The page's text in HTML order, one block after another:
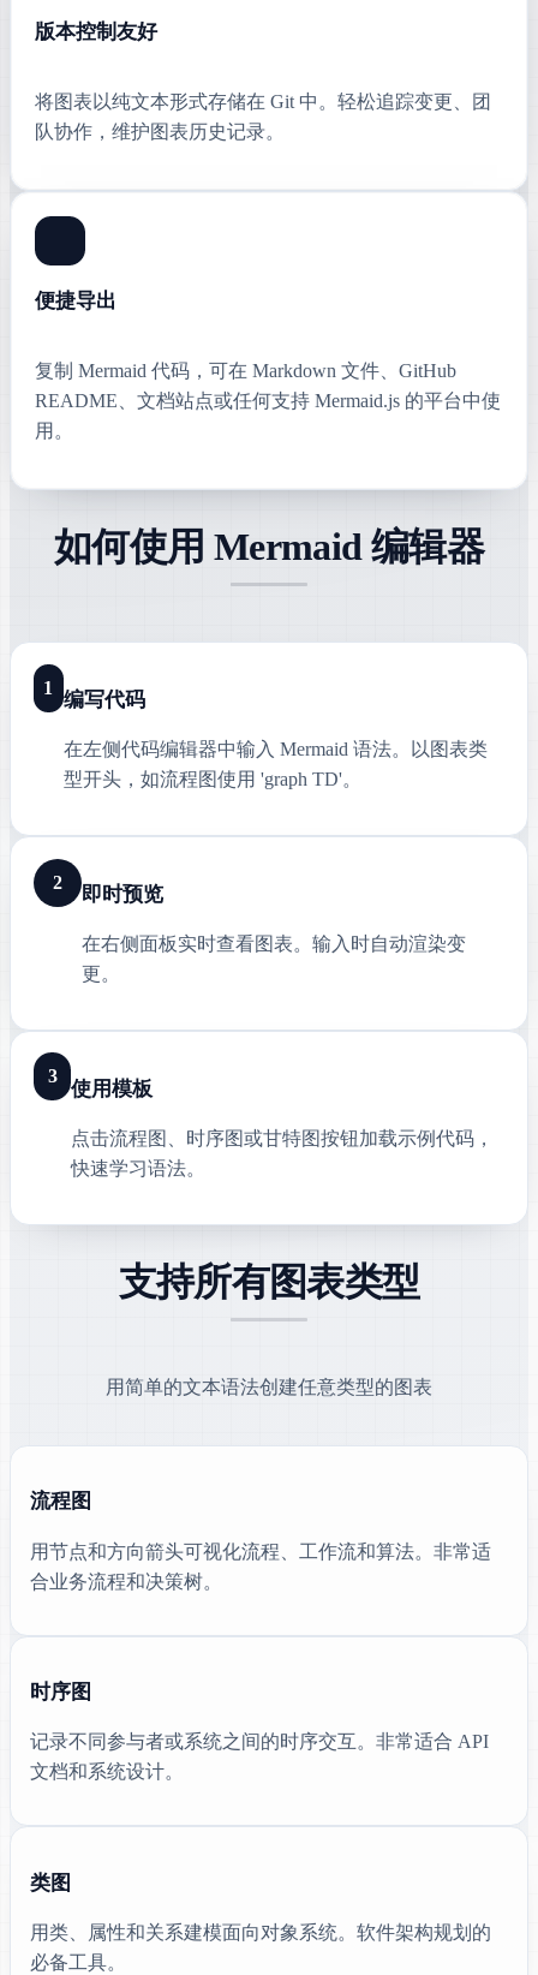
版本控制友好
将图表以纯文本形式存储在 Git 中。轻松追踪变更、团
队协作，维护图表历史记录。
便捷导出
复制 Mermaid 代码，可在 Markdown 文件、GitHub
README、文档站点或任何支持 Mermaid.js 的平台中使
用。
如何使用 Mermaid 编辑器
1
编写代码
在左侧代码编辑器中输入 Mermaid 语法。以图表类
型开头，如流程图使用 'graph TD'。
2
即时预览
在右侧面板实时查看图表。输入时自动渲染变
更。
3
使用模板
点击流程图、时序图或甘特图按钮加载示例代码，
快速学习语法。
支持所有图表类型
用简单的文本语法创建任意类型的图表
流程图
用节点和方向箭头可视化流程、工作流和算法。非常适
合业务流程和决策树。
时序图
记录不同参与者或系统之间的时序交互。非常适合 API
文档和系统设计。
类图
用类、属性和关系建模面向对象系统。软件架构规划的
必备工具。